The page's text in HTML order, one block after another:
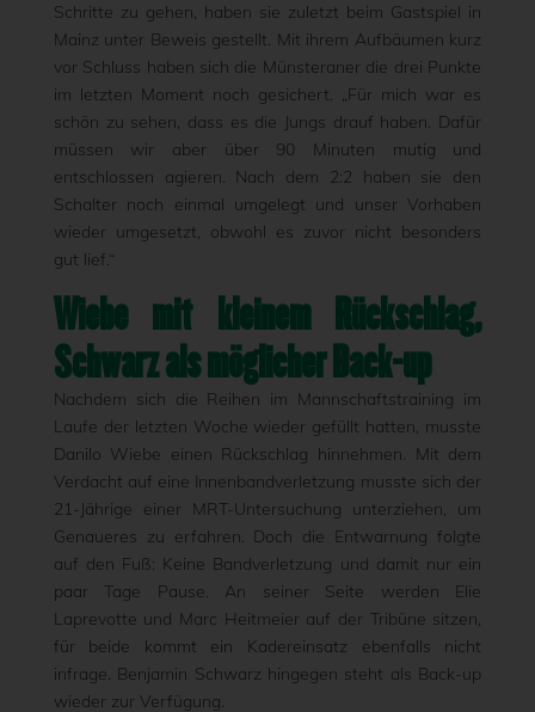
Schritte zu gehen, haben sie zuletzt beim Gastspiel in
Mainz unter Beweis gestellt. Mit ihrem Aufbäumen kurz
vor Schluss haben sich die Münsteraner die drei Punkte
im letzten Moment noch gesichert. „Für mich war es
schön zu sehen, dass es die Jungs drauf haben. Dafür
müssen wir aber über 90 Minuten mutig und
entschlossen agieren. Nach dem 2:2 haben sie den
Schalter noch einmal umgelegt und unser Vorhaben
wieder umgesetzt, obwohl es zuvor nicht besonders
gut lief.“
Wiebe mit kleinem Rückschlag,
Schwarz als möglicher Back-up
Nachdem sich die Reihen im Mannschaftstraining im
Laufe der letzten Woche wieder gefüllt hatten, musste
Danilo Wiebe einen Rückschlag hinnehmen. Mit dem
Verdacht auf eine Innenbandverletzung musste sich der
21-Jährige einer MRT-Untersuchung unterziehen, um
Genaueres zu erfahren. Doch die Entwarnung folgte
auf den Fuß: Keine Bandverletzung und damit nur ein
paar Tage Pause. An seiner Seite werden Elie
Laprevotte und Marc Heitmeier auf der Tribüne sitzen,
für beide kommt ein Kadereinsatz ebenfalls nicht
infrage. Benjamin Schwarz hingegen steht als Back-up
wieder zur Verfügung.